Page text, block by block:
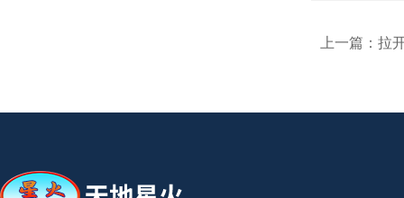
上一篇： 拉